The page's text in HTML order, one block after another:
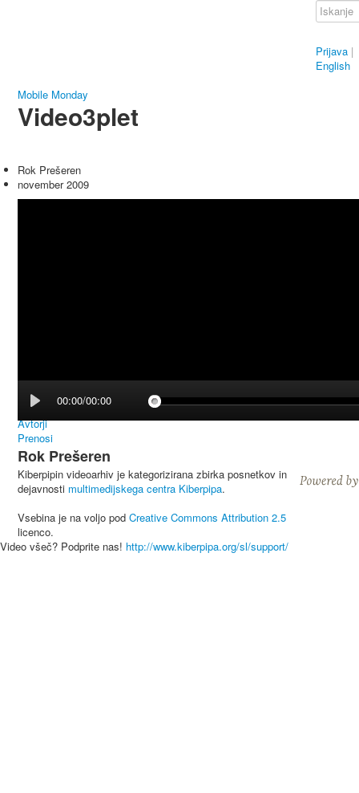
Prijava |
English
Mobile Monday
Video3plet
Rok Prešeren
november 2009
00:00/00:00
Avtorji
Prenosi
Rok Prešeren
Kiberpipin videoarhiv je kategorizirana zbirka posnetkov in
dejavnosti multimedijskega centra Kiberpipa.
Vsebina je na voljo pod Creative Commons Attribution 2.5
licenco.
Video všeč? Podprite nas! http://www.kiberpipa.org/sl/support/